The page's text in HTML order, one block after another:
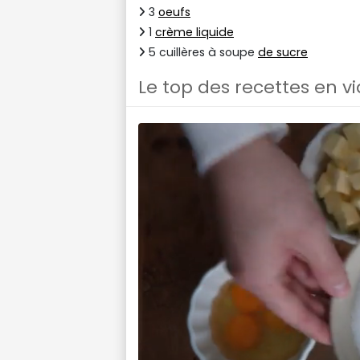
3 oeufs
1 crème liquide
5 cuillères à soupe de sucre
Le top des recettes en